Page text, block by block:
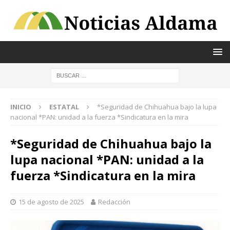
INICIO ESTATAL
*Seguridad de Chihuahua bajo la lupa
nacional *PAN: unidad a la fuerza *Sindicatura en la mira
*Seguridad de Chihuahua bajo la
lupa nacional *PAN: unidad a la
fuerza *Sindicatura en la mira
15 de agosto de 2025 Redacción